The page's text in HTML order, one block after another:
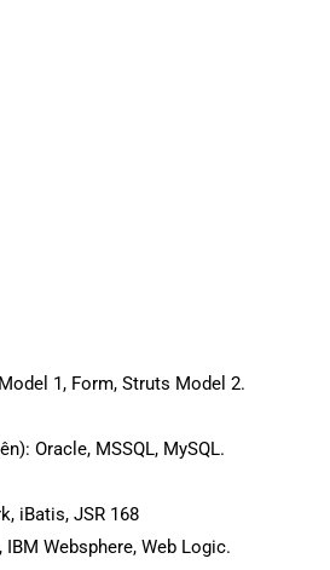
1, Form, Struts Model 2.
Oracle, MSSQL, MySQL.
iBatis, JSR 168
Websphere, Web Logic.